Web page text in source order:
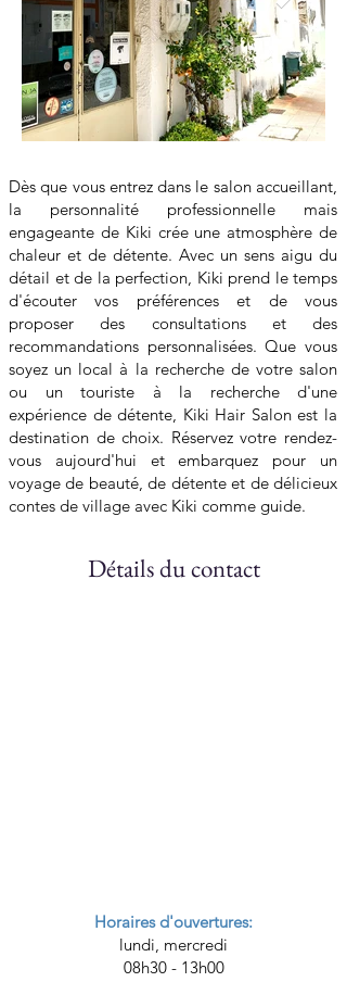
Dès que vous entrez dans le salon accueillant,
la personnalité professionnelle mais
engageante de Kiki crée une atmosphère de
chaleur et de détente. Avec un sens aigu du
détail et de la perfection, Kiki prend le temps
d'écouter vos préférences et de vous
proposer des consultations et des
recommandations personnalisées. Que vous
soyez un local à la recherche de votre salon
ou un touriste à la recherche d'une
expérience de détente, Kiki Hair Salon est la
destination de choix. Réservez votre rendez-
vous aujourd'hui et embarquez pour un
voyage de beauté, de détente et de délicieux
contes de village avec Kiki comme guide.
Détails du contact
Horaires d'ouvertures:
lundi, mercredi
08h30 - 13h00